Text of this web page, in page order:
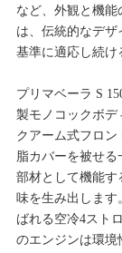
など、外観と機
は、伝統的なデ
基準に適応し続け
プリマベーラ S
製モノコックボデ
クアーム式フロ
脂カバーを被せ
部材として機能す
味を生み出します
ばれる空冷4スト
のエンジンは環境